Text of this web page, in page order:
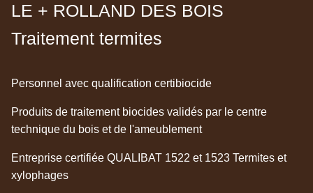
LE + ROLLAND DES BOIS
Traitement termites
Personnel avec qualification certibiocide
Produits de traitement biocides validés par le centre
technique du bois et de l'ameublement
Entreprise certifiée QUALIBAT 1522 et 1523 Termites et
xylophages